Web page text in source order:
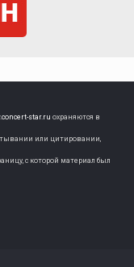
star.ru охраняются в
или цитировании,
с которой материал был